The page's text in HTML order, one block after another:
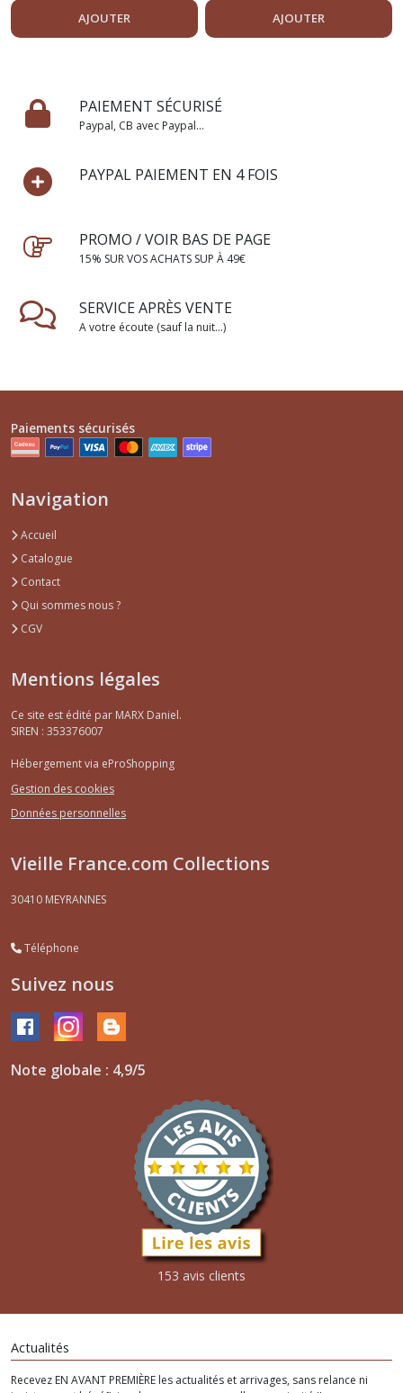
AJOUTER AJOUTER
PAIEMENT SÉCURISÉ
Paypal, CB avec Paypal...
PAYPAL PAIEMENT EN 4 FOIS
PROMO / VOIR BAS DE PAGE
15% SUR VOS ACHATS SUP À 49€
SERVICE APRÈS VENTE
A votre écoute (sauf la nuit...)
Paiements sécurisés
Navigation
Accueil
Catalogue
Contact
Qui sommes nous ?
CGV
Mentions légales
Ce site est édité par MARX Daniel.
SIREN : 353376007
Hébergement via eProShopping
Gestion des cookies
Données personnelles
Vieille France.com Collections
30410 MEYRANNES
Téléphone
Suivez nous
Note globale : 4,9/5
153 avis clients
Actualités
Recevez EN AVANT PREMIÈRE les actualités et arrivages, sans relance ni